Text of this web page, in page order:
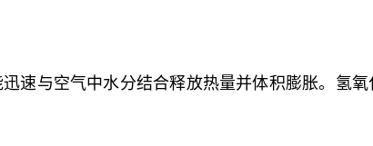
速与空气中水分结合释放热量并体积膨胀。氢